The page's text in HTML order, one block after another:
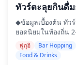
ทัวร์ตะลุยกินดื่
◆ข้อมูลเบื้องต้น ทัว
ยอดนิยมในท้องถิ่น
และเครื่องดื่มประจ
มา ที่เหลือปล่อยให้
ฟูกุอิ Bar Hopping
Food & Drinks